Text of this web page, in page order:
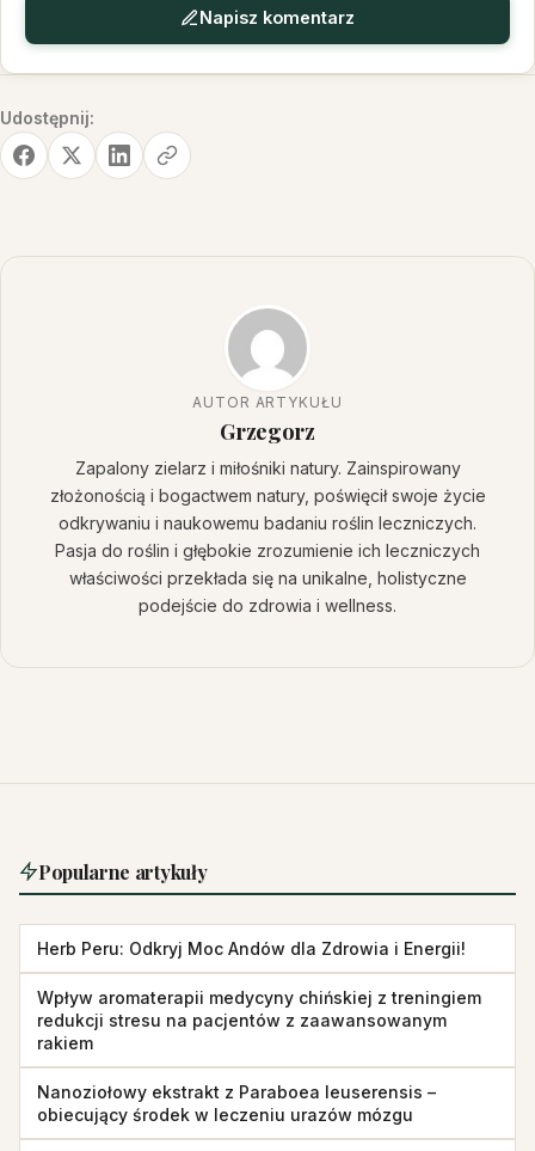
Napisz komentarz
Udostępnij:
AUTOR ARTYKUŁU
Grzegorz
Zapalony zielarz i miłośniki natury. Zainspirowany
złożonością i bogactwem natury, poświęcił swoje życie
odkrywaniu i naukowemu badaniu roślin leczniczych.
Pasja do roślin i głębokie zrozumienie ich leczniczych
właściwości przekłada się na unikalne, holistyczne
podejście do zdrowia i wellness.
Popularne artykuły
Herb Peru: Odkryj Moc Andów dla Zdrowia i Energii!
Wpływ aromaterapii medycyny chińskiej z treningiem
redukcji stresu na pacjentów z zaawansowanym
rakiem
Nanoziołowy ekstrakt z Paraboea leuserensis –
obiecujący środek w leczeniu urazów mózgu